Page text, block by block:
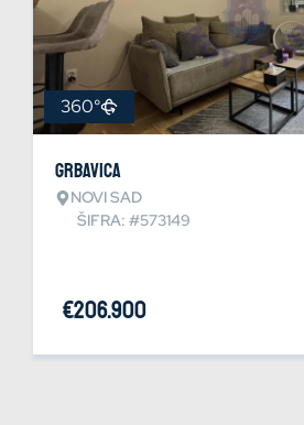
360°
Grbavica
NOVI SAD
ŠIFRA: #573149
€206.900